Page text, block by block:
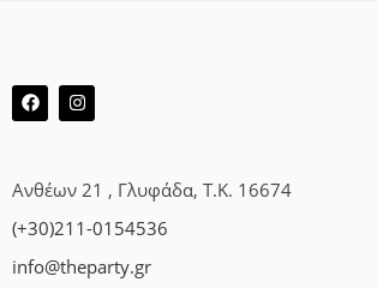
Ανθέων 21 , Γλυφάδα, Τ.Κ. 16674
(+30)211-0154536
info@theparty.gr